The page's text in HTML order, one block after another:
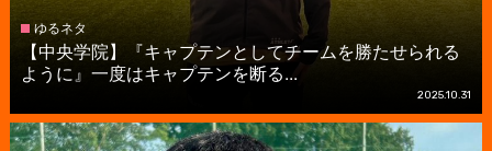
ゆるネタ
【中央学院】『キャプテンとしてチームを勝たせられる
ように』一度はキャプテンを断る...
2025.10.31